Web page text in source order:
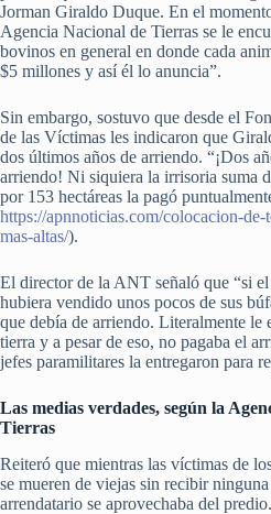
Jorman Giraldo Duque. En el
Agencia Nacional de Tierras se le
bovinos en general en donde cada
$5 millones y así él lo anuncia”.
Sin embargo, sostuvo que desde el
de las Víctimas les indicaron que
dos últimos años de arriendo. “¡Dos
arriendo! Ni siquiera la irrisoria suma
por 153 hectáreas la pagó
https://apnnoticias.com/colocacion-de-
mas-altas/).
El director de la ANT señaló que “si
hubiera vendido unos pocos de sus
que debía de arriendo. Literalmente le
tierra y a pesar de eso, no pagaba el
jefes paramilitares la entregaron para
Las medias verdades, según la
Tierras
Reiteró que mientras las víctimas de
se mueren de viejas sin recibir
arrendatario se aprovechaba del predio.